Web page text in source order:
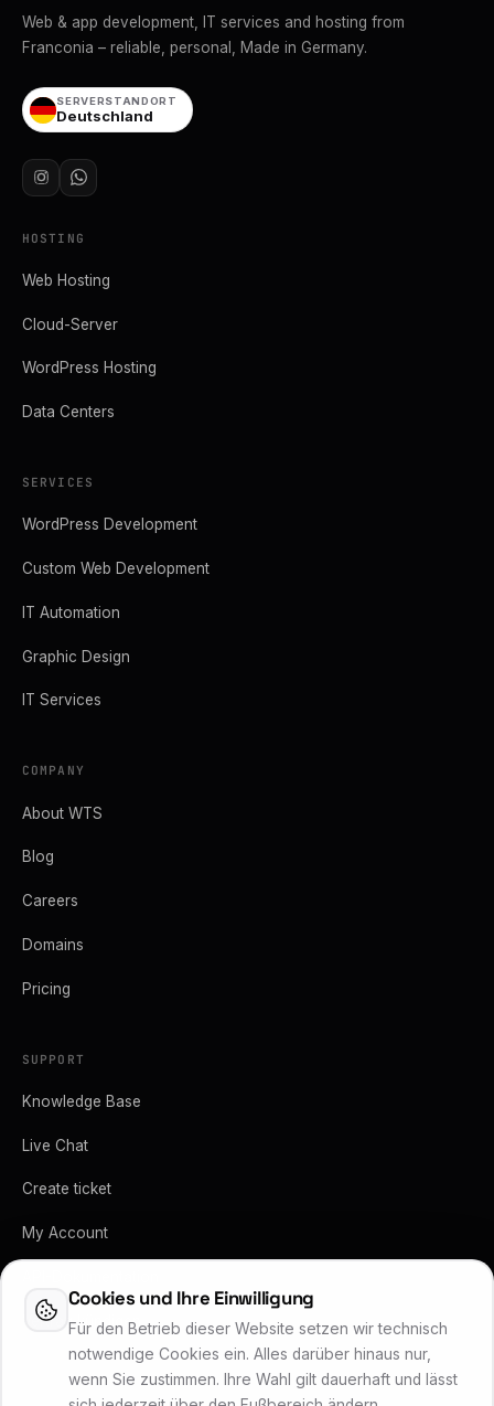
Web & app development, IT services and hosting from
Franconia – reliable, personal, Made in Germany.
SERVERSTANDORT
Deutschland
HOSTING
Web Hosting
Cloud-Server
WordPress Hosting
Data Centers
SERVICES
WordPress Development
Custom Web Development
IT Automation
Graphic Design
IT Services
COMPANY
About WTS
Blog
Careers
Domains
Pricing
SUPPORT
Knowledge Base
Live Chat
Create ticket
My Account
Vertrag kündigen
Cookies und Ihre Einwilligung
Für den Betrieb dieser Website setzen wir technisch
notwendige Cookies ein. Alles darüber hinaus nur,
wenn Sie zustimmen. Ihre Wahl gilt dauerhaft und lässt